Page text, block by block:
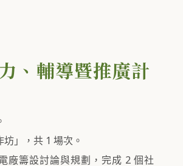
、輔導暨推廣計
」，共 1 場次。
廠籌設討論與規劃，完成 2 個社